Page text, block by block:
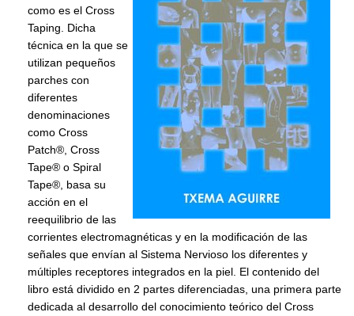
como es el Cross
Taping. Dicha
técnica en la que se
utilizan pequeños
parches con
diferentes
denominaciones
como Cross
Patch®, Cross
Tape® o Spiral
Tape®, basa su
acción en el
reequilibrio de las
corrientes electromagnéticas y en la modificación de las
señales que envían al Sistema Nervioso los diferentes y
múltiples receptores integrados en la piel. El contenido del
libro está dividido en 2 partes diferenciadas, una primera parte
dedicada al desarrollo del conocimiento teórico del Cross